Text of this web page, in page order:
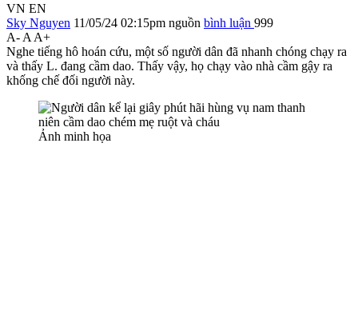
VN EN
Sky Nguyen 11/05/24 02:15pm nguồn bình luận 999
A- A A+
Nghe tiếng hô hoán cứu, một số người dân đã nhanh chóng chạy ra
và thấy L. đang cầm dao. Thấy vậy, họ chạy vào nhà cầm gậy ra
khống chế đối người này.
Ảnh minh họa